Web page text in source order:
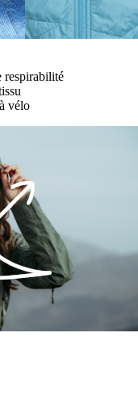
respirabilité
vélo